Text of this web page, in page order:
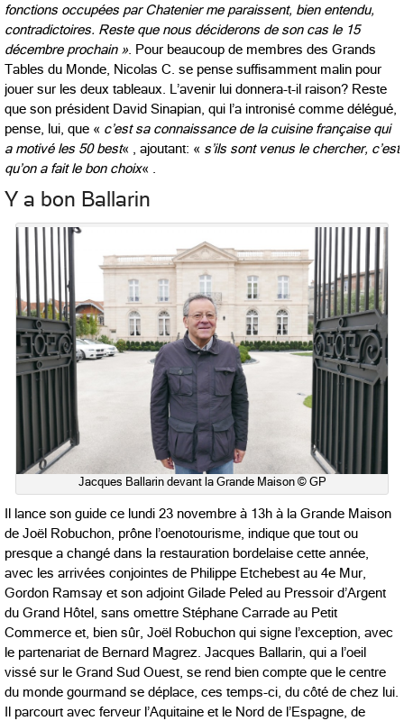
fonctions occupées par Chatenier me paraissent, bien entendu,
contradictoires. Reste que nous déciderons de son cas le 15
décembre prochain » . Pour beaucoup de membres des Grands
Tables du Monde, Nicolas C. se pense suffisamment malin pour
jouer sur les deux tableaux. L’avenir lui donnera-t-il raison? Reste
que son président David Sinapian, qui l’a intronisé comme délégué,
pense, lui, que « c’est sa connaissance de la cuisine française qui
a motivé les 50 best« , ajoutant: « s’ils sont venus le chercher, c’est
qu’on a fait le bon choix« .
Y a bon Ballarin
Jacques Ballarin devant la Grande Maison © GP
Il lance son guide ce lundi 23 novembre à 13h à la Grande Maison
de Joël Robuchon, prône l’oenotourisme, indique que tout ou
presque a changé dans la restauration bordelaise cette année,
avec les arrivées conjointes de Philippe Etchebest au 4e Mur,
Gordon Ramsay et son adjoint Gilade Peled au Pressoir d’Argent
du Grand Hôtel, sans omettre Stéphane Carrade au Petit
Commerce et, bien sûr, Joël Robuchon qui signe l’exception, avec
le partenariat de Bernard Magrez. Jacques Ballarin, qui a l’oeil
vissé sur le Grand Sud Ouest, se rend bien compte que le centre
du monde gourmand se déplace, ces temps-ci, du côté de chez lui.
Il parcourt avec ferveur l’Aquitaine et le Nord de l’Espagne, de